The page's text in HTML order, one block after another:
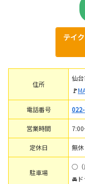
テイ
住所
仙
🚩
電話番号
営業時間
定休日 無休
駐車場
○（
🚘